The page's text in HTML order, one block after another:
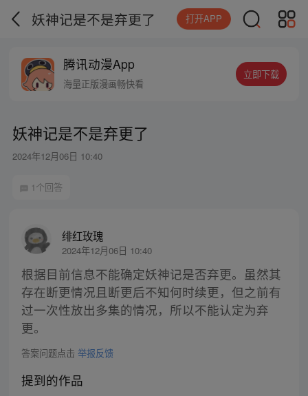
妖神记是不是弃更了 打开APP
腾讯动漫App
海量正版漫画畅快看
立即下载
妖神记是不是弃更了
2024年12月06日 10:40
1个回答
绯红玫瑰
2024年12月06日 10:40
根据目前信息不能确定妖神记是否弃更。虽然其
存在断更情况且断更后不知何时续更，但之前有
过一次性放出多集的情况，所以不能认定为弃
更。
答案问题点击 举报反馈
提到的作品